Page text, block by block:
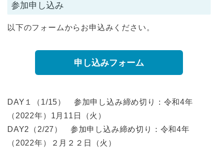
参加申し込み
以下のフォームからお申込みください。
申し込みフォーム
DAY１（1/15） 参加申し込み締め切り：令和4年
（2022年）1月11日（火）
DAY2（2/27） 参加申し込み締め切り：令和4年
（2022年）２月２２日（火）